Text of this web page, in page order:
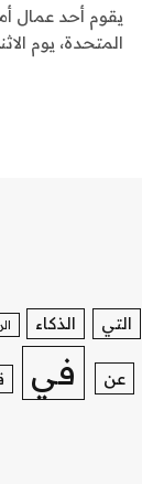
يقوم أحد عمال
المتحدة، يوم الاثنين 27 نوفمبر
التي الذكاء
عن في